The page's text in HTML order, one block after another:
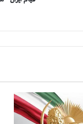
ا
-
ج
م